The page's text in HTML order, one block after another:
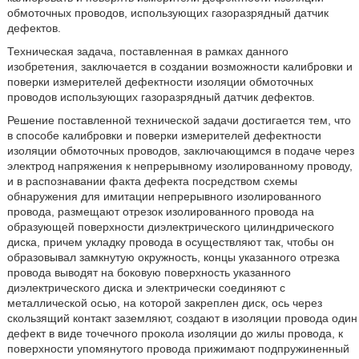
обмоточных проводов, использующих газоразрядный датчик
дефектов.
Техническая задача, поставленная в рамках данного
изобретения, заключается в создании возможности калибровки и
поверки измерителей дефектности изоляции обмоточных
проводов использующих газоразрядный датчик дефектов.
Решение поставленной технической задачи достигается тем, что
в способе калибровки и поверки измерителей дефектности
изоляции обмоточных проводов, заключающимся в подаче через
электрод напряжения к непрерывному изолированному проводу,
и в распознавании факта дефекта посредством схемы
обнаружения для имитации непрерывного изолированного
провода, размещают отрезок изолированного провода на
образующей поверхности диэлектрического цилиндрического
диска, причем укладку провода в осуществляют так, чтобы он
образовывал замкнутую окружность, концы указанного отрезка
провода выводят на боковую поверхность указанного
диэлектрического диска и электрически соединяют с
металлической осью, на которой закреплен диск, ось через
скользящий контакт заземляют, создают в изоляции провода один
дефект в виде точечного прокола изоляции до жилы провода, к
поверхности упомянутого провода прижимают подпружиненный